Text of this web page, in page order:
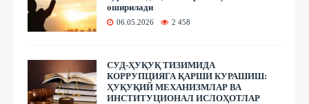
оширилади
06.05.2026 2 458
СУД-ҲУҚУҚ ТИЗИМИДА
КОРРУПЦИЯГА ҚАРШИ КУРАШИШ:
ҲУҚУҚИЙ МЕХАНИЗМЛАР ВА
ИНСТИТУЦИОНАЛ ИСЛОҲОТЛАР